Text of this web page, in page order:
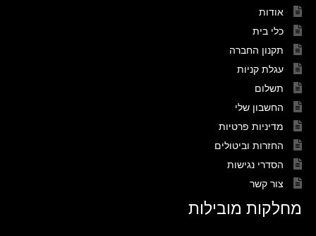
אודות
כלי בית
תקנון החברה
עגלת קניות
תשלום
החשבון שלי
מדיניות פרטיות
החזרות וביטולים
הסדרי נגישות
צור קשר
מחלקות מובילות